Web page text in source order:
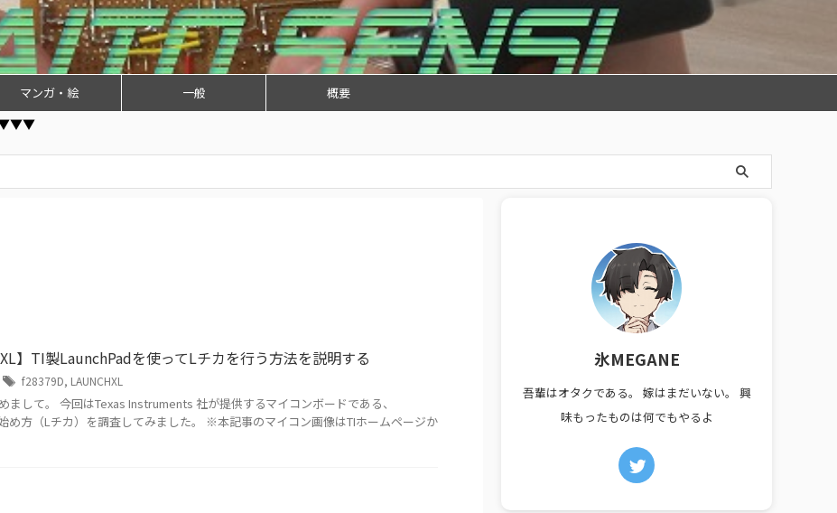
マンガ・絵 一般 概要
】TI製LaunchPadを使ってLチカを行う方法を説明する
f28379D, LAUNCHXL
まして。 今回はTexas Instruments 社が提供するマイコンボードである、
め方（Lチカ）を調査してみました。 ※本記事のマイコン画像はTIホームページか
氷MEGANE
吾輩はオタクである。 嫁はまだいない。 興
味もったものは何でもやるよ